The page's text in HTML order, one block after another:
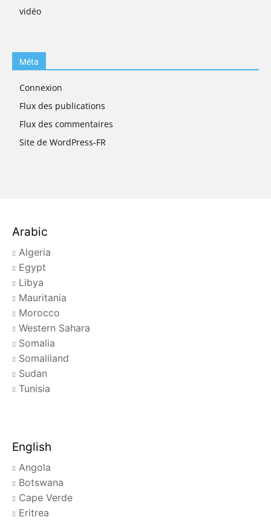
vidéo
Méta
Connexion
Flux des publications
Flux des commentaires
Site de WordPress-FR
Arabic
Algeria
Egypt
Libya
Mauritania
Morocco
Western Sahara
Somalia
Somaliland
Sudan
Tunisia
English
Angola
Botswana
Cape Verde
Eritrea